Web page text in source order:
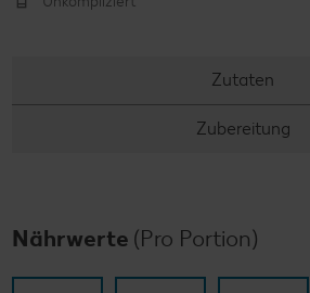
Zutaten
Zubereitung
Nährwerte (Pro Portion)